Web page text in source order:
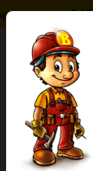
Ofertas
Lojas Fisicas